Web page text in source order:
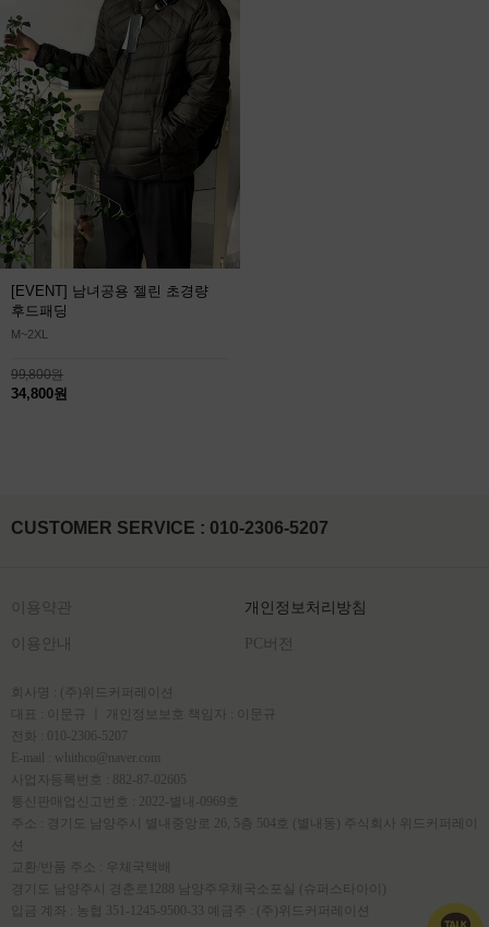
[EVENT] 남녀공용 젤린 초경량
후드패딩
M~2XL
99,800원
34,800원
CUSTOMER SERVICE : 010-2306-5207
이용약관 개인정보처리방침
이용안내 PC버전
회사명 : (주)위드커퍼레이션
대표 : 이문규 ㅣ 개인정보보호 책임자 : 이문규
전화 : 010-2306-5207
E-mail : whithco@naver.com
사업자등록번호 : 882-87-02605
통신판매업신고번호 : 2022-별내-0969호
주소 : 경기도 남양주시 별내중앙로 26, 5층 504호 (별내동) 주식회사 위드커퍼레이
션
교환/반품 주소 : 우체국택배
경기도 남양주시 경춘로1288 남양주우체국소포실 (슈퍼스타아이)
입금 계좌 : 농협 351-1245-9500-33 예금주 : (주)위드커퍼레이션